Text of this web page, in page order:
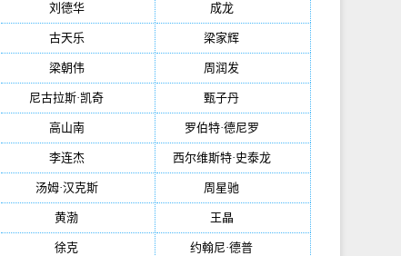
刘德华(50) 成龙(46)
古天乐 梁家辉
梁朝伟(37) 周润发
尼古拉斯·凯奇 甄子丹
高山南(33) 罗伯特·德尼罗
李连杰(29) 西尔维斯特·史泰龙(29)
汤姆·汉克斯(27) 周星驰
黄渤 王晶
徐克 约翰尼·德普